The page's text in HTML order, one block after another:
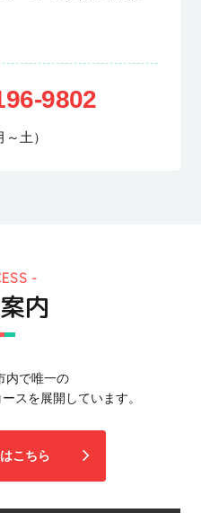
9802
土）
内
内で唯一の
スを展開しています。
こちら